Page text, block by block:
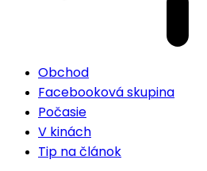
Obchod
Facebooková skupina
Počasie
V kinách
Tip na článok